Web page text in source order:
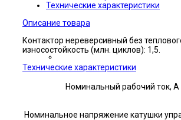
Технические характеристики
Описание товара
Контактор нереверсивный без
износостойкость (млн. циклов): 1,5.
Технические характеристики
Номинальный рабочий ток, А
Номинальное напряжение катушки